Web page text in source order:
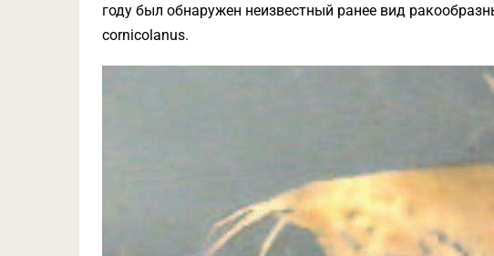
году был обнаружен неизвестный ранее вид
cornicolanus.